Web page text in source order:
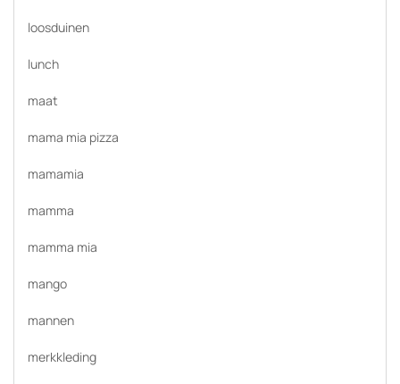
loosduinen
lunch
maat
mama mia pizza
mamamia
mamma
mamma mia
mango
mannen
merkkleding